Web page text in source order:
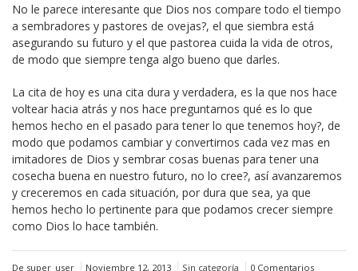
No le parece interesante que Dios nos compare todo el tiempo
a sembradores y pastores de ovejas?, el que siembra está
asegurando su futuro y el que pastorea cuida la vida de otros,
de modo que siempre tenga algo bueno que darles.
La cita de hoy es una cita dura y verdadera, es la que nos hace
voltear hacia atrás y nos hace preguntarnos qué es lo que
hemos hecho en el pasado para tener lo que tenemos hoy?, de
modo que podamos cambiar y convertirnos cada vez mas en
imitadores de Dios y sembrar cosas buenas para tener una
cosecha buena en nuestro futuro, no lo cree?, así avanzaremos
y creceremos en cada situación, por dura que sea, ya que
hemos hecho lo pertinente para que podamos crecer siempre
como Dios lo hace también.
De super_user Noviembre 12, 2013 Sin categoría 0 Comentarios